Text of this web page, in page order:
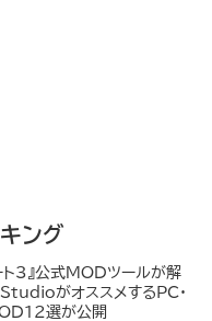
ング
ト3』公式MODツールが解
がオススメするPC・
選が公開